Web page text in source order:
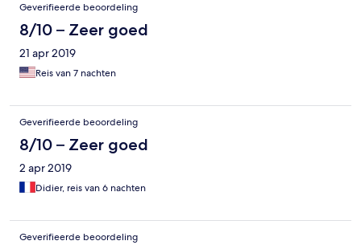
Geverifieerde beoordeling
8/10 – Zeer goed
21 apr 2019
Reis van 7 nachten
Geverifieerde beoordeling
8/10 – Zeer goed
2 apr 2019
Didier, reis van 6 nachten
Geverifieerde beoordeling